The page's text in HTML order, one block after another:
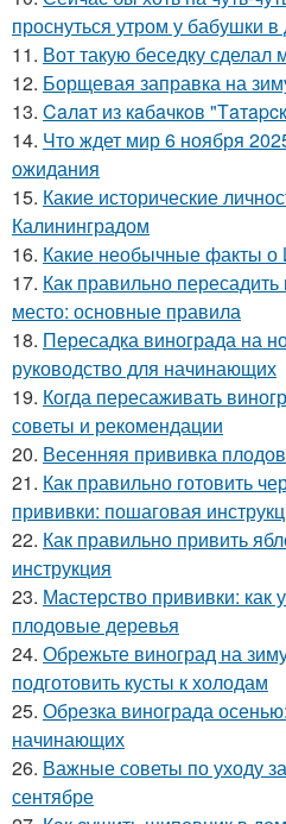
проснуться утром у бабушки
11. Вот такую беседку сделал
12. Борщевая заправка на
13. Caлaт из кaбaчкoв
14. Что ждет мир 6 ноября
ожидания
15. Какие исторические
Калининградом
16. Какие необычные факты о
17. Как правильно
место: основные правила
18. Пересадка винограда на
руководство для начинающих
19. Когда пересаживать
советы и рекомендации
20. Весенняя прививка
21. Как правильно готовить
прививки: пошаговая
22. Как правильно привить
инструкция
23. Мастерство прививки: как
плодовые деревья
24. Обрежьте виноград на
подготовить кусты к холодам
25. Обрезка винограда
начинающих
26. Важные советы по уходу
сентябре